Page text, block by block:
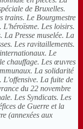
de Bruxelles.
trains. Le Bourgmestre
L'héroïsme. Les loisirs.
La Presse muselée. La
Les ravitaillements.
Le
chauffage. Les œuvres
La solidarité
La fuite de
du 22 novembre
Les Syndicats. Les
de Guerre et la
(annexées aux